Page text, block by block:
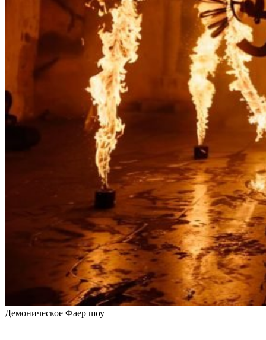
Демоническое Фаер шоу